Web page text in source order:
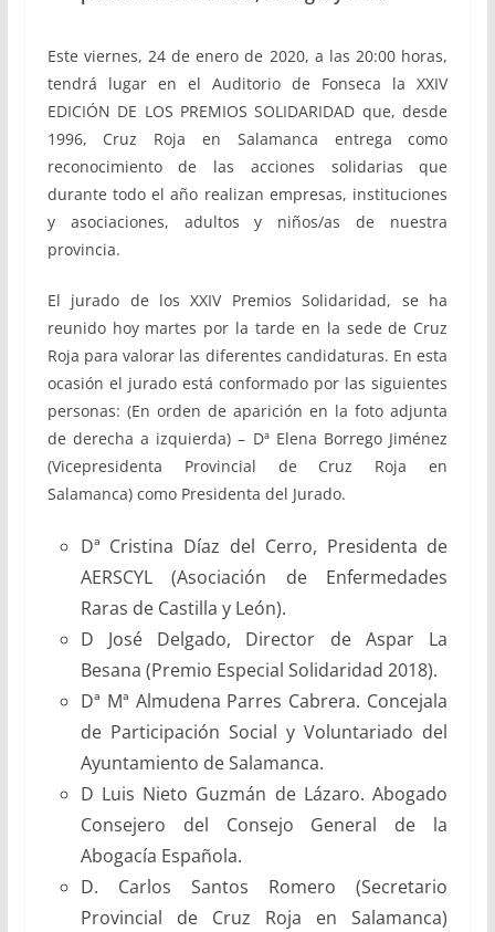
Este viernes, 24 de enero de 2020, a las 20:00 horas,
tendrá lugar en el Auditorio de Fonseca la XXIV
EDICIÓN DE LOS PREMIOS SOLIDARIDAD que, desde
1996, Cruz Roja en Salamanca entrega como
reconocimiento de las acciones solidarias que
durante todo el año realizan empresas, instituciones
y asociaciones, adultos y niños/as de nuestra
provincia.
El jurado de los XXIV Premios Solidaridad, se ha
reunido hoy martes por la tarde en la sede de Cruz
Roja para valorar las diferentes candidaturas. En esta
ocasión el jurado está conformado por las siguientes
personas: (En orden de aparición en la foto adjunta
de derecha a izquierda) – Dª Elena Borrego Jiménez
(Vicepresidenta Provincial de Cruz Roja en
Salamanca) como Presidenta del Jurado.
Dª Cristina Díaz del Cerro, Presidenta de
AERSCYL (Asociación de Enfermedades
Raras de Castilla y León).
D José Delgado, Director de Aspar La
Besana (Premio Especial Solidaridad 2018).
Dª Mª Almudena Parres Cabrera. Concejala
de Participación Social y Voluntariado del
Ayuntamiento de Salamanca.
D Luis Nieto Guzmán de Lázaro. Abogado
Consejero del Consejo General de la
Abogacía Española.
D. Carlos Santos Romero (Secretario
Provincial de Cruz Roja en Salamanca)